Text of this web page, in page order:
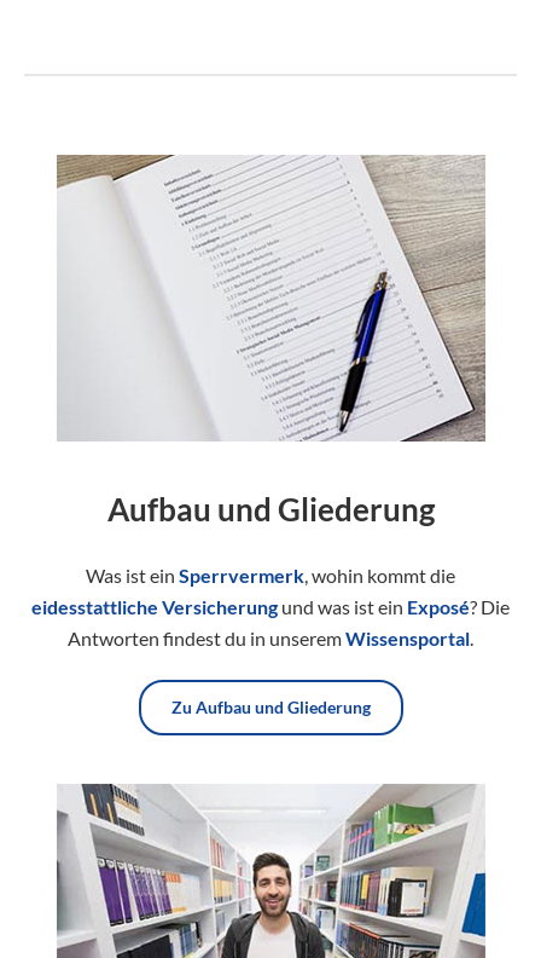
Aufbau und Gliederung
Was ist ein Sperrvermerk, wohin kommt die
eidesstattliche Versicherung und was ist ein Exposé? Die
Antworten findest du in unseremWissensportal.
Zu Aufbau und Gliederung